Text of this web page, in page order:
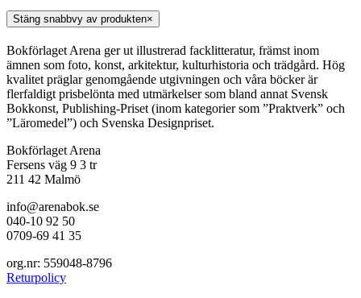
Stäng snabbvy av produkten×
Bokförlaget Arena ger ut illustrerad facklitteratur, främst inom
ämnen som foto, konst, arkitektur, kulturhistoria och trädgård. Hög
kvalitet präglar genomgående utgivningen och våra böcker är
flerfaldigt prisbelönta med utmärkelser som bland annat Svensk
Bokkonst, Publishing-Priset (inom kategorier som ”Praktverk” och
”Läromedel”) och Svenska Designpriset.
Bokförlaget Arena
Fersens väg 9 3 tr
211 42 Malmö
info@arenabok.se
040-10 92 50
0709-69 41 35
org.nr: 559048-8796
Returpolicy